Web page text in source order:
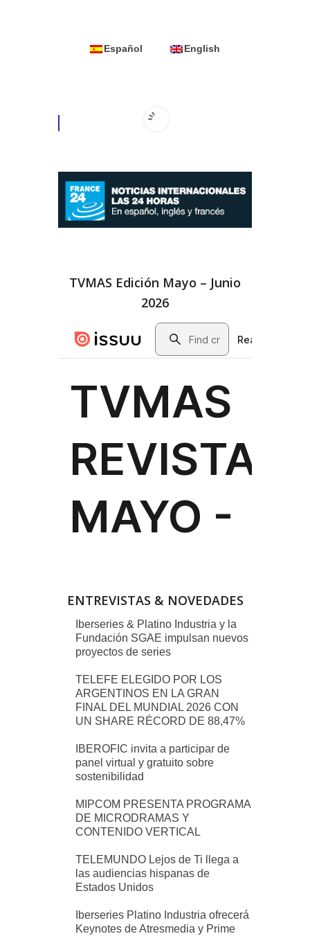
Español English
TVMAS Edición Mayo – Junio
2026
ENTREVISTAS & NOVEDADES
Iberseries & Platino Industria y la
Fundación SGAE impulsan nuevos
proyectos de series
TELEFE ELEGIDO POR LOS
ARGENTINOS EN LA GRAN
FINAL DEL MUNDIAL 2026 CON
UN SHARE RÉCORD DE 88,47%
IBEROFIC invita a participar de
panel virtual y gratuito sobre
sostenibilidad
MIPCOM PRESENTA PROGRAMA
DE MICRODRAMAS Y
CONTENIDO VERTICAL
TELEMUNDO Lejos de Ti llega a
las audiencias hispanas de
Estados Unidos
Iberseries Platino Industria ofrecerá
Keynotes de Atresmedia y Prime